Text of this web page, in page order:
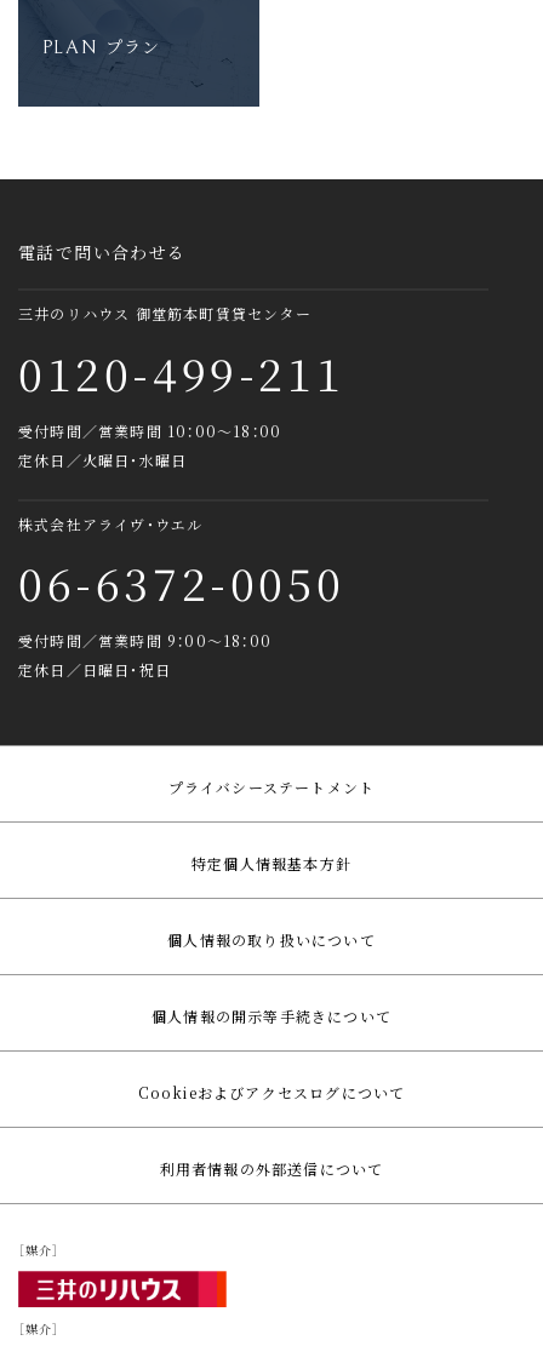
PLAN プラン
電話で問い合わせる
三井のリハウス 御堂筋本町賃貸センター
0120-499-211
受付時間／営業時間 10：00～18：00
定休日／火曜日・水曜日
株式会社アライヴ・ウエル
06-6372-0050
受付時間／営業時間 9：00～18：00
定休日／日曜日・祝日
プライバシーステートメント
特定個人情報基本方針
個人情報の取り扱いについて
個人情報の開示等手続きについて
Cookieおよびアクセスログについて
利用者情報の外部送信について
［媒介］
［媒介］